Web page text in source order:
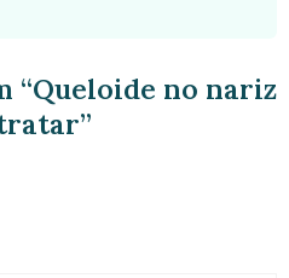
“Queloide no nariz